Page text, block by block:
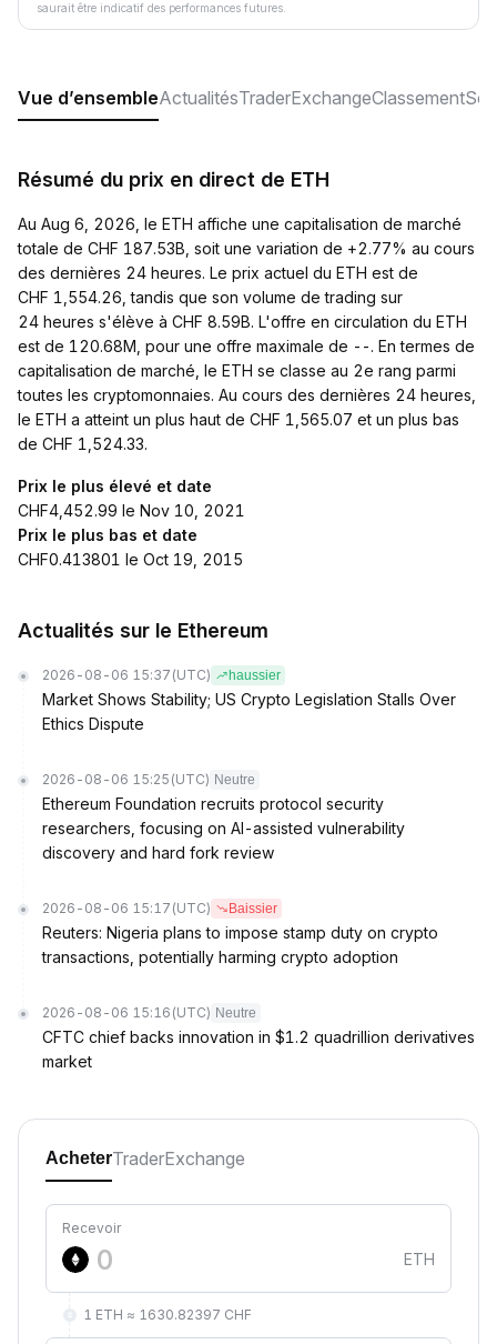
saurait être indicatif des performances futures.
Vue d’ensembleActualitésTraderExchangeClassement
Résumé du prix en direct de ETH
Au Aug 6, 2026, le ETH affiche une capitalisation de marché
totale de CHF 187.53B, soit une variation de +2.77% au cours
des dernières 24 heures. Le prix actuel du ETH est de
CHF 1,554.26, tandis que son volume de trading sur
24 heures s'élève à CHF 8.59B. L'offre en circulation du ETH
est de 120.68M, pour une offre maximale de --. En termes de
capitalisation de marché, le ETH se classe au 2e rang parmi
toutes les cryptomonnaies. Au cours des dernières 24 heures,
le ETH a atteint un plus haut de CHF 1,565.07 et un plus bas
de CHF 1,524.33.
Prix le plus élevé et date
CHF4,452.99 le Nov 10, 2021
Prix le plus bas et date
CHF0.413801 le Oct 19, 2015
Actualités sur le Ethereum
2026-08-06 15:37 (UTC) haussier
Market Shows Stability; US Crypto Legislation Stalls Over
Ethics Dispute
2026-08-06 15:25 (UTC) Neutre
Ethereum Foundation recruits protocol security
researchers, focusing on AI-assisted vulnerability
discovery and hard fork review
2026-08-06 15:17 (UTC) Baissier
Reuters: Nigeria plans to impose stamp duty on crypto
transactions, potentially harming crypto adoption
2026-08-06 15:16 (UTC) Neutre
CFTC chief backs innovation in $1.2 quadrillion derivatives
market
AcheterTraderExchange
Recevoir
ETH
1 ETH ≈ 1630.82397 CHF